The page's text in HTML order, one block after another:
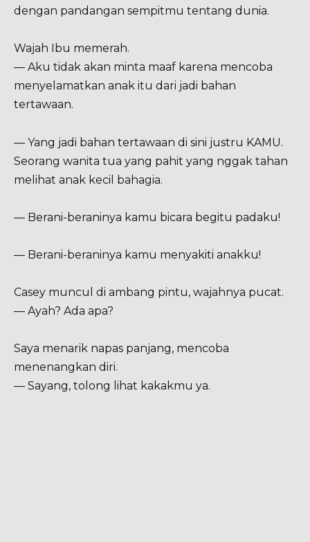
dengan pandangan sempitmu tentang dunia.
Wajah Ibu memerah.
— Aku tidak akan minta maaf karena mencoba
menyelamatkan anak itu dari jadi bahan
tertawaan.
— Yang jadi bahan tertawaan di sini justru KAMU.
Seorang wanita tua yang pahit yang nggak tahan
melihat anak kecil bahagia.
— Berani-beraninya kamu bicara begitu padaku!
— Berani-beraninya kamu menyakiti anakku!
Casey muncul di ambang pintu, wajahnya pucat.
— Ayah? Ada apa?
Saya menarik napas panjang, mencoba
menenangkan diri.
— Sayang, tolong lihat kakakmu ya.